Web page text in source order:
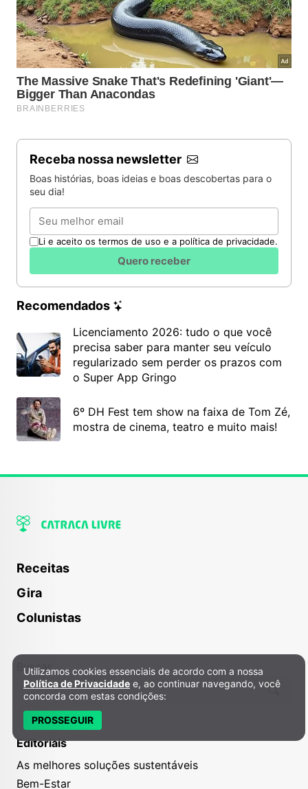
Receba nossa newsletter
Boas histórias, boas ideias e boas descobertas para o
seu dia!
Email
Li e aceito os termos de uso e a política de privacidade.
Quero receber
Recomendados
Licenciamento 2026: tudo o que você
precisa saber para manter seu veículo
regularizado sem perder os prazos com
o Super App Gringo
6º DH Fest tem show na faixa de Tom Zé,
mostra de cinema, teatro e muito mais!
Receitas
Gira
Colunistas
Buscar
Editoriais
As melhores soluções sustentáveis
Bem-Estar
Política de Privacidade e Cookies
Utilizamos cookies essenciais de acordo com a nossa
Política de Privacidade e, ao continuar navegando, você
concorda com estas condições:
PROSSEGUIR